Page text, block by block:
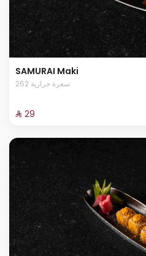
SAMURAI Maki
262 سعرة حرارية
⁨⁦‪‬ 29⁩